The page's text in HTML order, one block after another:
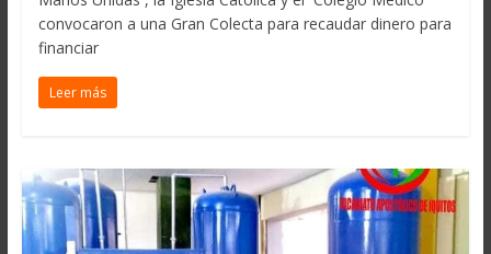
convocaron a una Gran Colecta para recaudar dinero para
financiar
Leer más